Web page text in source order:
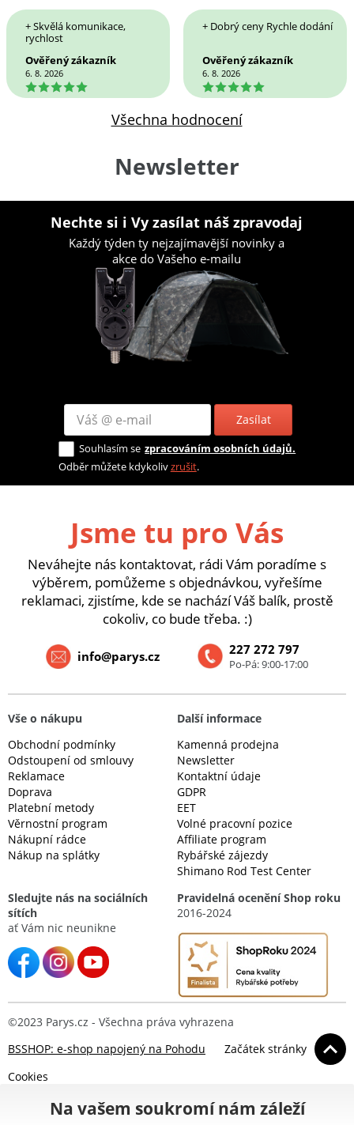
+ Skvělá komunikace,
rychlost
Ověřený zákazník
6. 8. 2026
5
+ Dobrý ceny Rychle dodání
Ověřený zákazník
6. 8. 2026
5
Všechna hodnocení
Newsletter
Nechte si i Vy zasílat náš zpravodaj
Každý týden ty nejzajímavější novinky a
akce do Vašeho e-mailu
Zasílat
Souhlasím se zpracováním osobních údajů.
Odběr můžete kdykolivzrušit.
Jsme tu pro Vás
Neváhejte nás kontaktovat, rádi Vám poradíme s
výběrem, pomůžeme s objednávkou, vyřešíme
reklamaci, zjistíme, kde se nachází Váš balík, prostě
cokoliv, co bude třeba. :)
227 272 797
Po-Pá: 9:00-17:00
info@parys.cz
Vše o nákupu
Obchodní podmínky
Odstoupení od smlouvy
Reklamace
Doprava
Platební metody
Věrnostní program
Nákupní rádce
Nákup na splátky
Další informace
Kamenná prodejna
Newsletter
Kontaktní údaje
GDPR
EET
Volné pracovní pozice
Affiliate program
Rybářské zájezdy
Shimano Rod Test Center
Sledujte nás na sociálních
sítích
ať Vám nic neunikne
Pravidelná ocenění Shop roku
2016-2024
©2023 Parys.cz - Všechna práva vyhrazena
BSSHOP: e-shop napojený na Pohodu
Začátek stránky
Cookies
Na vašem soukromí nám záleží